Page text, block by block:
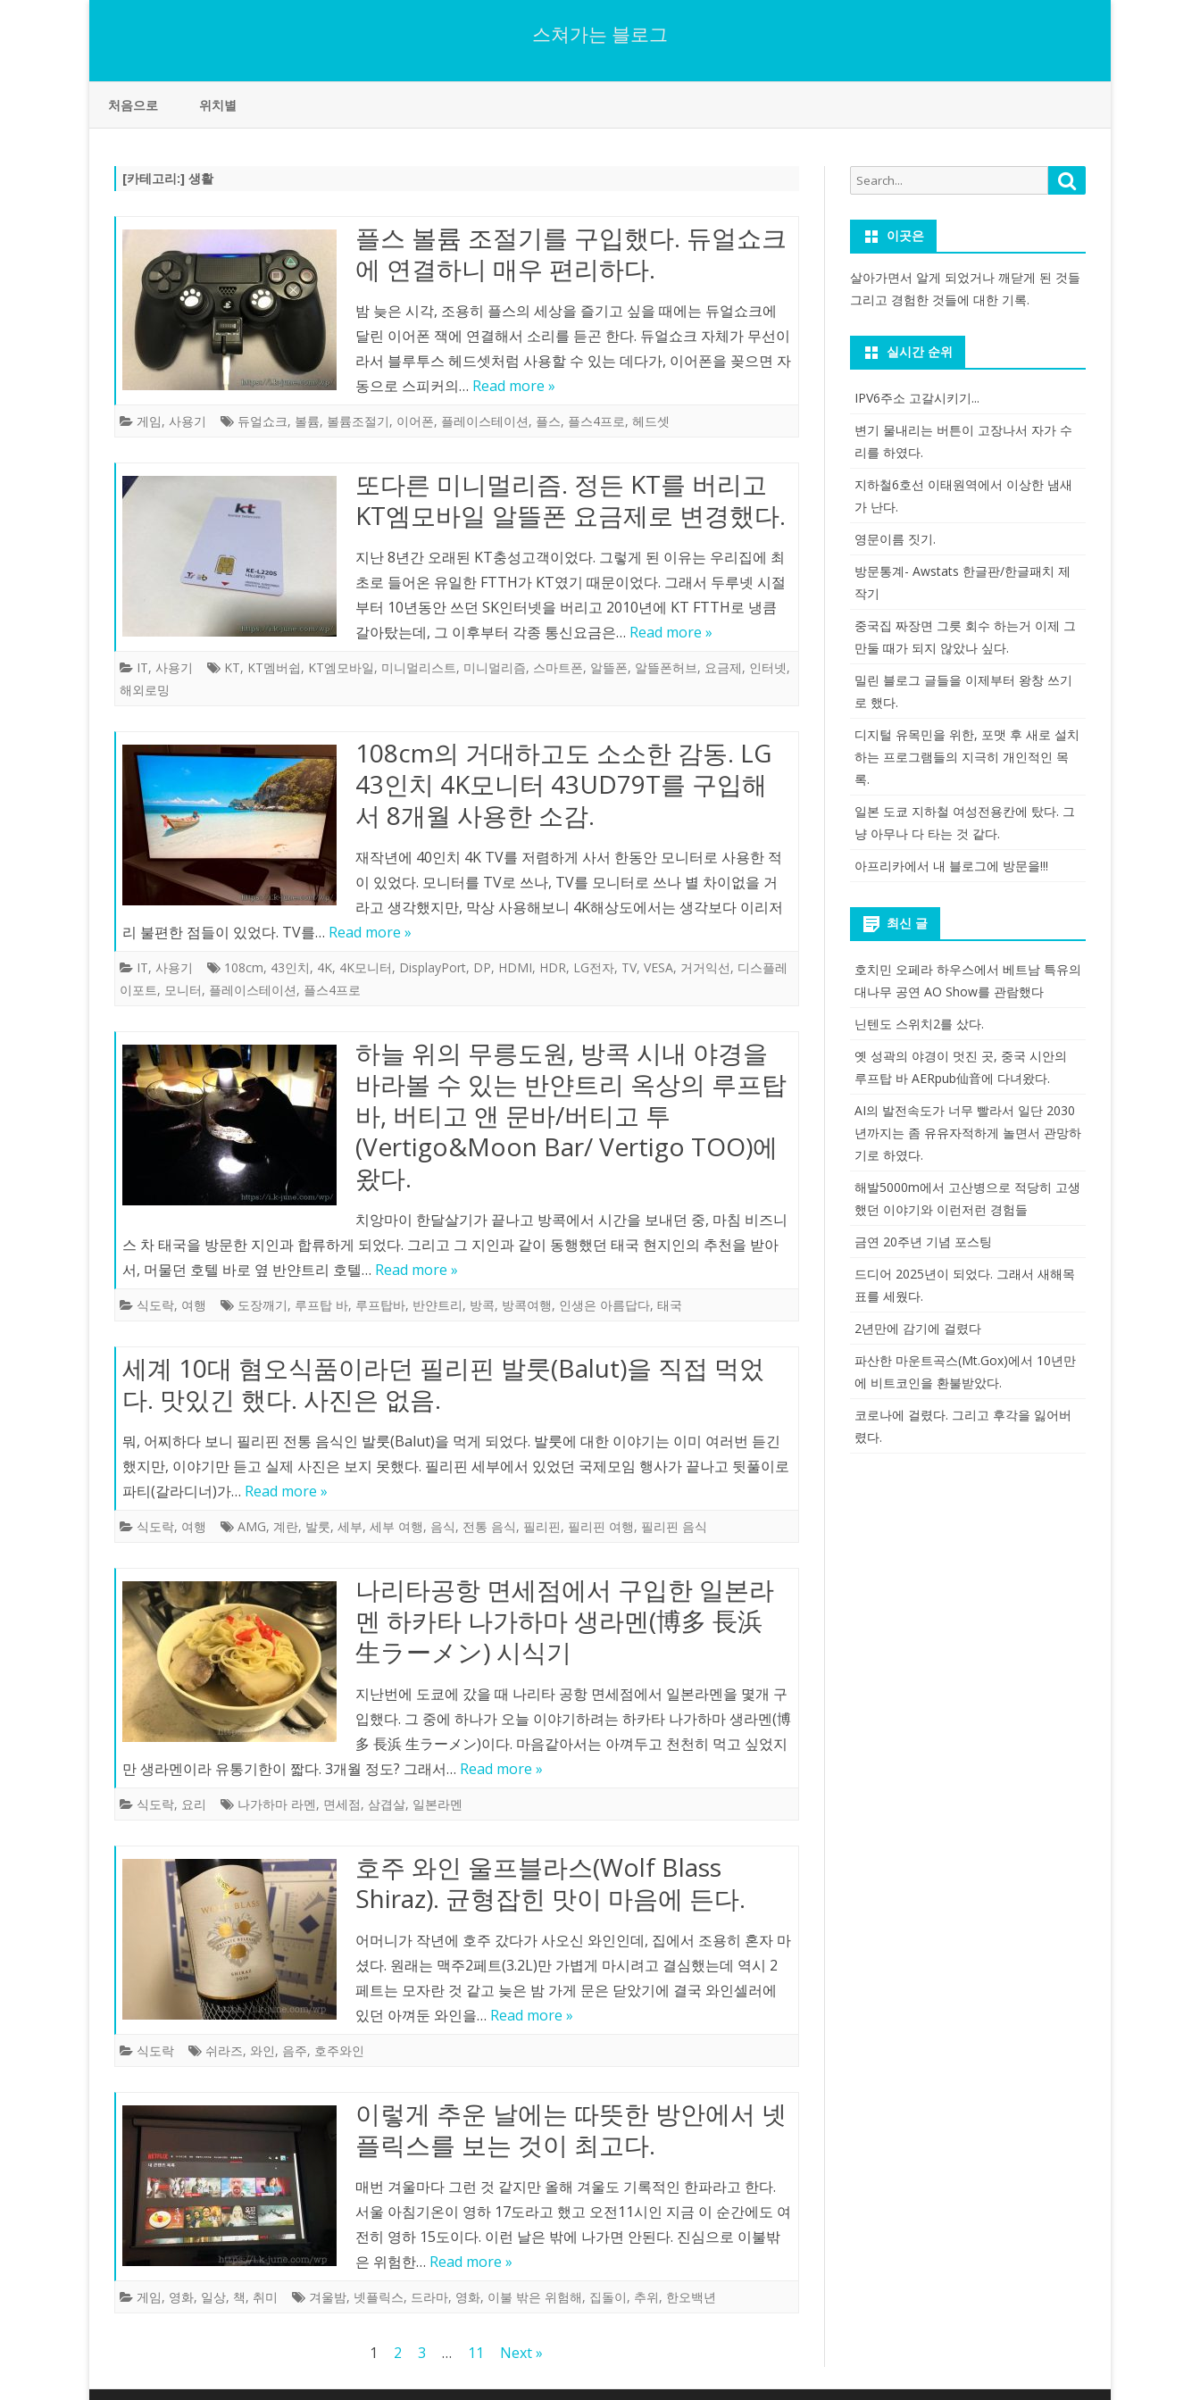
스쳐가는 블로그
처음으로 위치별
[카테고리:] 생활
플스 볼륨 조절기를 구입했다. 듀얼쇼크
에 연결하니 매우 편리하다.
밤 늦은 시각, 조용히 플스의 세상을 즐기고 싶을 때에는 듀얼쇼크에
달린 이어폰 잭에 연결해서 소리를 듣곤 한다. 듀얼쇼크 자체가 무선이
라서 블루투스 헤드셋처럼 사용할 수 있는 데다가, 이어폰을 꽂으면 자
동으로 스피커의… Read more »
게임, 사용기 듀얼쇼크, 볼륨, 볼륨조절기, 이어폰, 플레이스테이션, 플스, 플스4프로, 헤드셋
또다른 미니멀리즘. 정든 KT를 버리고
KT엠모바일 알뜰폰 요금제로 변경했다.
지난 8년간 오래된 KT충성고객이었다. 그렇게 된 이유는 우리집에 최
초로 들어온 유일한 FTTH가 KT였기 때문이었다. 그래서 두루넷 시절
부터 10년동안 쓰던 SK인터넷을 버리고 2010년에 KT FTTH로 냉큼
갈아탔는데, 그 이후부터 각종 통신요금은… Read more »
IT, 사용기 KT, KT멤버쉽, KT엠모바일, 미니멀리스트, 미니멀리즘, 스마트폰, 알뜰폰, 알뜰폰허브, 요금제, 인터넷,
해외로밍
108cm의 거대하고도 소소한 감동. LG
43인치 4K모니터 43UD79T를 구입해
서 8개월 사용한 소감.
재작년에 40인치 4K TV를 저렴하게 사서 한동안 모니터로 사용한 적
이 있었다. 모니터를 TV로 쓰나, TV를 모니터로 쓰나 별 차이없을 거
라고 생각했지만, 막상 사용해보니 4K해상도에서는 생각보다 이리저
리 불편한 점들이 있었다. TV를… Read more »
IT, 사용기 108cm, 43인치, 4K, 4K모니터, DisplayPort, DP, HDMI, HDR, LG전자, TV, VESA, 거거익선, 디스플레
이포트, 모니터, 플레이스테이션, 플스4프로
하늘 위의 무릉도원, 방콕 시내 야경을
바라볼 수 있는 반얀트리 옥상의 루프탑
바, 버티고 앤 문바/버티고 투
(Vertigo&Moon Bar/ Vertigo TOO)에
왔다.
치앙마이 한달살기가 끝나고 방콕에서 시간을 보내던 중, 마침 비즈니
스 차 태국을 방문한 지인과 합류하게 되었다. 그리고 그 지인과 같이 동행했던 태국 현지인의 추천을 받아
서, 머물던 호텔 바로 옆 반얀트리 호텔… Read more »
식도락, 여행 도장깨기, 루프탑 바, 루프탑바, 반얀트리, 방콕, 방콕여행, 인생은 아름답다, 태국
세계 10대 혐오식품이라던 필리핀 발룻(Balut)을 직접 먹었
다. 맛있긴 했다. 사진은 없음.
뭐, 어찌하다 보니 필리핀 전통 음식인 발룻(Balut)을 먹게 되었다. 발룻에 대한 이야기는 이미 여러번 듣긴
했지만, 이야기만 듣고 실제 사진은 보지 못했다. 필리핀 세부에서 있었던 국제모임 행사가 끝나고 뒷풀이로
파티(갈라디너)가… Read more »
식도락, 여행 AMG, 계란, 발룻, 세부, 세부 여행, 음식, 전통 음식, 필리핀, 필리핀 여행, 필리핀 음식
나리타공항 면세점에서 구입한 일본라
멘 하카타 나가하마 생라멘(博多 長浜
生ラーメン) 시식기
지난번에 도쿄에 갔을 때 나리타 공항 면세점에서 일본라멘을 몇개 구
입했다. 그 중에 하나가 오늘 이야기하려는 하카타 나가하마 생라멘(博
多 長浜 生ラーメン)이다. 마음같아서는 아껴두고 천천히 먹고 싶었지
만 생라멘이라 유통기한이 짧다. 3개월 정도? 그래서… Read more »
식도락, 요리 나가하마 라멘, 면세점, 삼겹살, 일본라멘
호주 와인 울프블라스(Wolf Blass
Shiraz). 균형잡힌 맛이 마음에 든다.
어머니가 작년에 호주 갔다가 사오신 와인인데, 집에서 조용히 혼자 마
셨다. 원래는 맥주2페트(3.2L)만 가볍게 마시려고 결심했는데 역시 2
페트는 모자란 것 같고 늦은 밤 가게 문은 닫았기에 결국 와인셀러에
있던 아껴둔 와인을… Read more »
식도락 쉬라즈, 와인, 음주, 호주와인
이렇게 추운 날에는 따뜻한 방안에서 넷
플릭스를 보는 것이 최고다.
매번 겨울마다 그런 것 같지만 올해 겨울도 기록적인 한파라고 한다.
서울 아침기온이 영하 17도라고 했고 오전11시인 지금 이 순간에도 여
전히 영하 15도이다. 이런 날은 밖에 나가면 안된다. 진심으로 이불밖
은 위험한… Read more »
게임, 영화, 일상, 책, 취미 겨울밤, 넷플릭스, 드라마, 영화, 이불 밖은 위험해, 집돌이, 추위, 한오백년
1 2 3 … 11 Next »
Search
for:
이곳은
살아가면서 알게 되었거나 깨닫게 된 것들
그리고 경험한 것들에 대한 기록.
실시간 순위
IPV6주소 고갈시키기...
변기 물내리는 버튼이 고장나서 자가 수
리를 하였다.
지하철6호선 이태원역에서 이상한 냄새
가 난다.
영문이름 짓기.
방문통계- Awstats 한글판/한글패치 제
작기
중국집 짜장면 그릇 회수 하는거 이제 그
만둘 때가 되지 않았나 싶다.
밀린 블로그 글들을 이제부터 왕창 쓰기
로 했다.
디지털 유목민을 위한, 포맷 후 새로 설치
하는 프로그램들의 지극히 개인적인 목
록.
일본 도쿄 지하철 여성전용칸에 탔다. 그
냥 아무나 다 타는 것 같다.
아프리카에서 내 블로그에 방문을!!!
최신 글
호치민 오페라 하우스에서 베트남 특유의
대나무 공연 AO Show를 관람했다
닌텐도 스위치2를 샀다.
옛 성곽의 야경이 멋진 곳, 중국 시안의
루프탑 바 AERpub仙音에 다녀왔다.
AI의 발전속도가 너무 빨라서 일단 2030
년까지는 좀 유유자적하게 놀면서 관망하
기로 하였다.
해발5000m에서 고산병으로 적당히 고생
했던 이야기와 이런저런 경험들
금연 20주년 기념 포스팅
드디어 2025년이 되었다. 그래서 새해목
표를 세웠다.
2년만에 감기에 걸렸다
파산한 마운트곡스(Mt.Gox)에서 10년만
에 비트코인을 환불받았다.
코로나에 걸렸다. 그리고 후각을 잃어버
렸다.